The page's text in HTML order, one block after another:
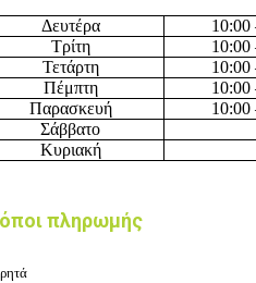
Δευτέρα 10:00
Τρίτη
10:00
Τετάρτη
10:00
Πέμπτη
10:00
Παρασκευή
10:00
Σάββατο
Κυριακή
πληρωμής